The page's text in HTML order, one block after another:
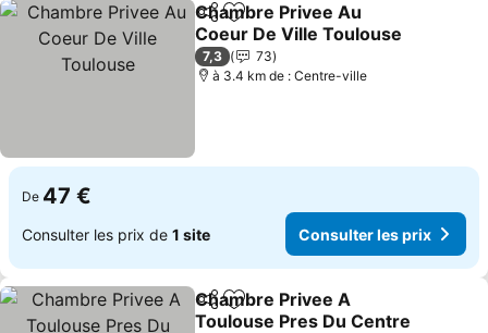
PartagerAjouter à mes favoris
Chambre Privee Au
Coeur De Ville Toulouse
7,3
73
à 3.4 km de : Centre-ville
De 47 €
Consulter les prix de 1 site Consulter les prix
PartagerAjouter à mes favoris
Chambre Privee A
Toulouse Pres Du Centre